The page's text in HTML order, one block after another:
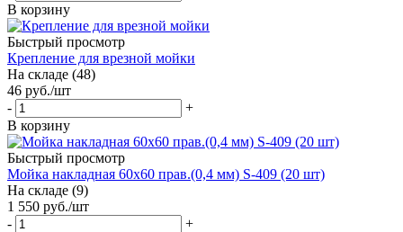
В корзину
Быстрый просмотр
Крепление для врезной мойки
На складе (48)
46 руб./шт
-
+
В корзину
Быстрый просмотр
Мойка накладная 60х60 прав.(0,4 мм) S-409 (20 шт)
На складе (9)
1 550 руб./шт
-
+